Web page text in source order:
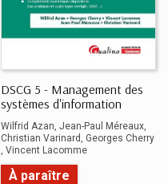
DSCG 5 - Management des
systèmes d'information
Wilfrid Azan Jean-Paul Méreaux
Christian Varinard
Georges Cherry
Vincent Lacomme
À paraître